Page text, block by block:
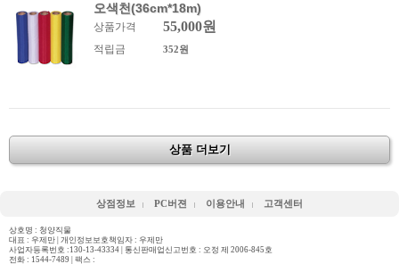
오색천(36cm*18m)
상품가격 55,000원
적립금 352원
상품 더보기
상점정보 PC버젼 이용안내 고객센터
상호명 : 청양직물
대표 : 우제만 | 개인정보보호책임자 : 우제만
사업자등록번호 :130-13-43334 | 통신판매업신고번호 : 오정 제 2006-845호
전화 : 1544-7489 | 팩스 :